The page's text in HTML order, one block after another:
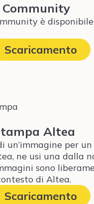
è
Scaricamento
Altea
un’immagine per
ne usi una dalla
sono
di Altea.
Scaricamento